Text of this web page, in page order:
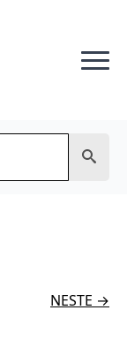
NESTE →